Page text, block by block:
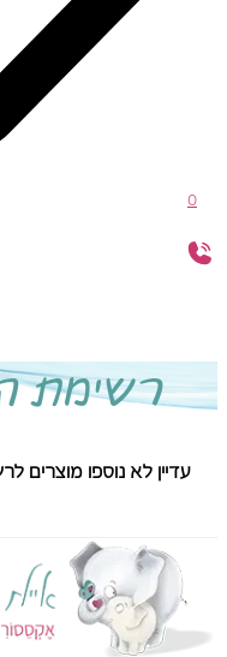
0
רשימת
עדיין לא נוספו מוצרים